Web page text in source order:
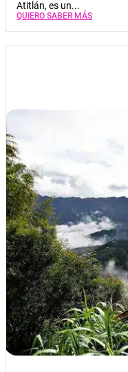
Atitlán, es un...
QUIERO SABER MÁS